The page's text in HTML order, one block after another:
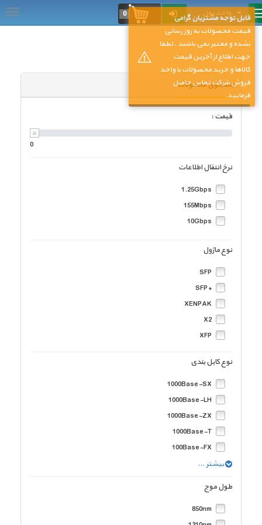
... واحد پول 0
جستجوی محصولات
قیمت :
0
نرخ انتقال اطلاعات
1.25Gbps
155Mbps
10Gbps
نوع ماژول
SFP
+SFP
XENPAK
X2
XFP
نوع کابل بندی
1000Base-SX
1000Base-LH
1000Base-ZX
1000Base-T
100Base-FX
1000Base-LX
10GBase-SR
10GBase- LRM
بیشتر ...
طول موج
850nm
قابل توجه مشتریان گرامی
قیمت محصولات به روز رسانی
نشده و معتبر نمی باشند . لطفا
جهت اطلاع از آخرین قیمت
کالاها و خرید محصولات با واحد
فروش شرکت تماس حاصل
فرمایید.